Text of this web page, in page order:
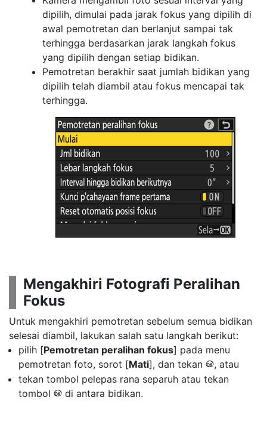
dipilih, dimulai pada jarak fokus yang dipilih di
awal pemotretan dan berlanjut sampai tak
terhingga berdasarkan jarak langkah fokus
yang dipilih dengan setiap bidikan.
Pemotretan berakhir saat jumlah bidikan yang
dipilih telah diambil atau fokus mencapai tak
terhingga.
Mengakhiri Fotografi Peralihan
Fokus
Untuk mengakhiri pemotretan sebelum semua bidikan
selesai diambil, lakukan salah satu langkah berikut:
pilih [Pemotretan peralihan fokus] pada menu
pemotretan foto, sorot [Mati], dan tekan J, atau
tekan tombol pelepas rana separuh atau tekan
tombol J di antara bidikan.